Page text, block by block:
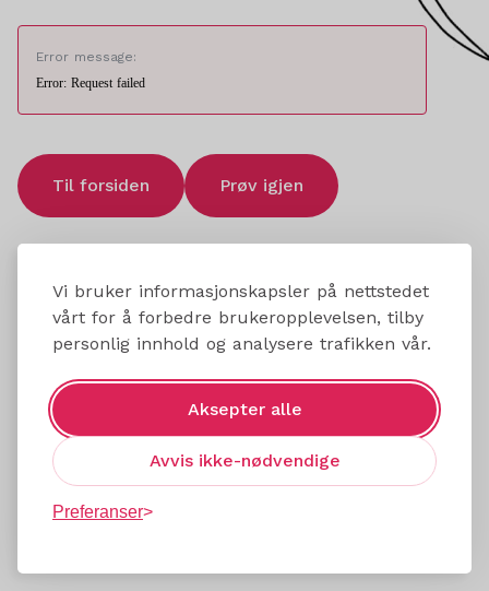
Vi bruker informasjonskapsler på nettstedet
vårt for å forbedre brukeropplevelsen, tilby
personlig innhold og analysere trafikken vår.
Aksepter alle
Avvis ikke-nødvendige
Preferanser
Error message:
Error: Request failed
Til forsiden Prøv igjen